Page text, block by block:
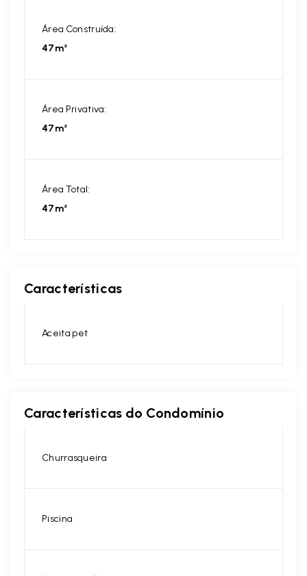
Área Construída:
47m²
Área Privativa:
47m²
Área Total:
47m²
Características
Aceita pet
Características do Condomínio
Churrasqueira
Piscina